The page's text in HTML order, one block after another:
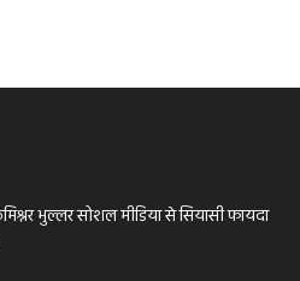
भुल्लर सोशल मीडिया से सियासी फायदा